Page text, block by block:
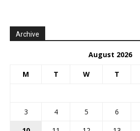
Archive
August 2026
M T W T
3
4 5 6